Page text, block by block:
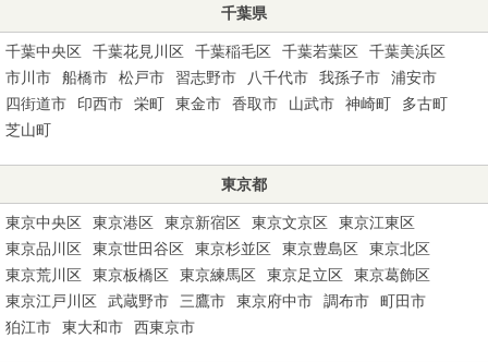
千葉県
千葉中央区 千葉花見川区 千葉稲毛区 千葉若葉区
千葉美浜区
市川市
船橋市 松戸市 習志野市 八千代市 我孫子市
浦安市
四街道市
印西市 栄町 東金市 香取市 山武市 神崎町
多古町
芝山町
東京都
東京中央区 東京港区 東京新宿区 東京文京区
東京江東区
東京品川区
東京世田谷区 東京杉並区 東京豊島区
東京北区
東京荒川区
東京板橋区 東京練馬区 東京足立区
東京葛飾区
東京江戸川区
武蔵野市 三鷹市 東京府中市 調布市
町田市
狛江市
東大和市 西東京市